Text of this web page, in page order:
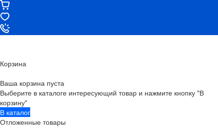
Корзина
Ваша корзина пуста
Выберите в каталоге интересующий товар и нажмите кнопку "В
корзину"
В каталог
Отложенные товары